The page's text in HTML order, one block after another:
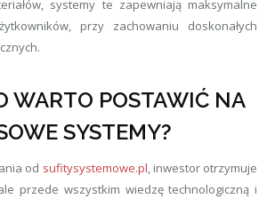
systemy te zapewniają maksymalne
przy zachowaniu doskonałych
WARTO POSTAWIĆ NA
SYSTEMY?
od sufitysystemowe.pl, inwestor otrzymuje
przede wszystkim wiedzę technologiczną i